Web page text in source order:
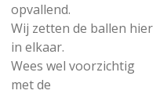
opvallend.
Wij zetten de ballen hier
in elkaar.
Wees wel voorzichtig
met de